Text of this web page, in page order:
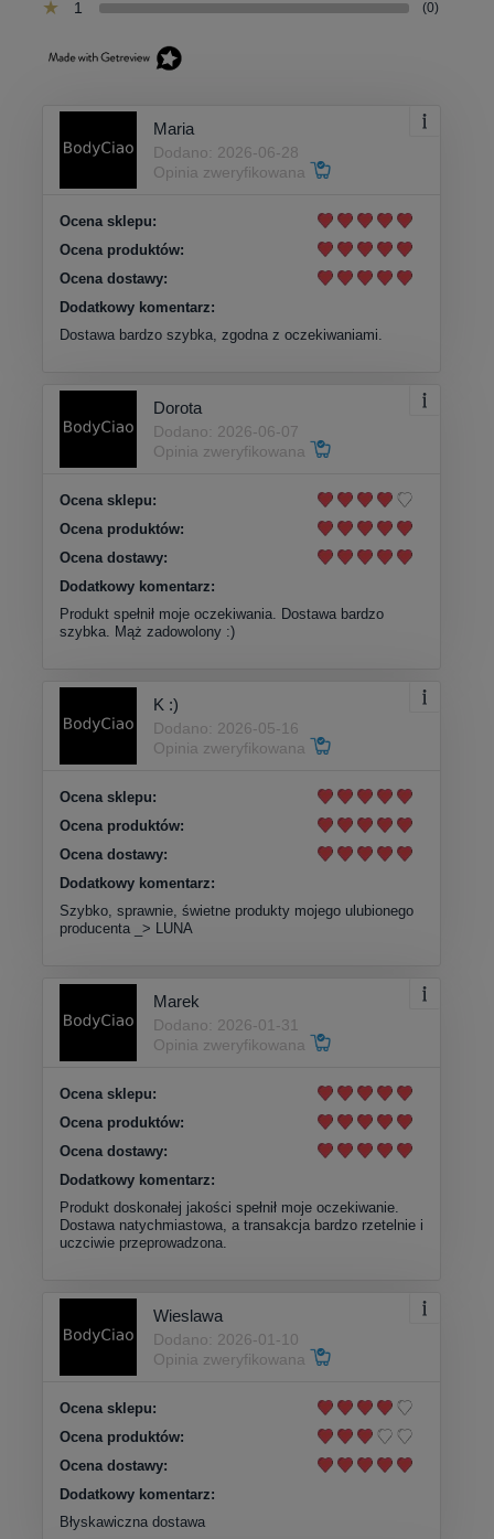
1 (0)
Maria
Dodano: 2026-06-28
Opinia zweryfikowana
Ocena sklepu:
Ocena produktów:
Ocena dostawy:
Dodatkowy komentarz:
Dostawa bardzo szybka, zgodna z oczekiwaniami.
Dorota
Dodano: 2026-06-07
Opinia zweryfikowana
Ocena sklepu:
Ocena produktów:
Ocena dostawy:
Dodatkowy komentarz:
Produkt spełnił moje oczekiwania. Dostawa bardzo
szybka. Mąż zadowolony :)
K :)
Dodano: 2026-05-16
Opinia zweryfikowana
Ocena sklepu:
Ocena produktów:
Ocena dostawy:
Dodatkowy komentarz:
Szybko, sprawnie, świetne produkty mojego ulubionego
producenta _> LUNA
Marek
Dodano: 2026-01-31
Opinia zweryfikowana
Ocena sklepu:
Ocena produktów:
Ocena dostawy:
Dodatkowy komentarz:
Produkt doskonałej jakości spełnił moje oczekiwanie.
Dostawa natychmiastowa, a transakcja bardzo rzetelnie i
uczciwie przeprowadzona.
Wieslawa
Dodano: 2026-01-10
Opinia zweryfikowana
Ocena sklepu:
Ocena produktów:
Ocena dostawy:
Dodatkowy komentarz:
Błyskawiczna dostawa